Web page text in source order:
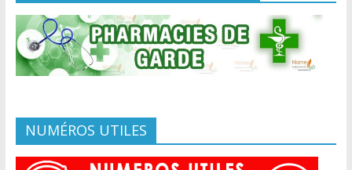
NUMÉROS UTILES